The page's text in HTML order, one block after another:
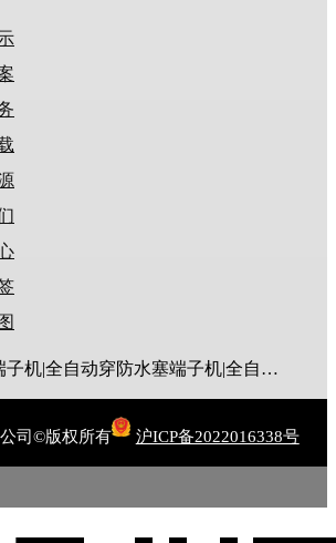
全自动穿胶壳端子机|全自动穿防水塞端子机|全自动穿热缩管端子机|全自动穿护套端子机|全自动穿号码管端子机|全自动端子机|全自动穿防水栓端子机|端子压着机|端子压接机|静音端子机|多芯线端子机|护套线端子机|全自动排线端子机|新能源大平方压接机|电脑剥线机|自动剥线机|裁线机|剥线机
司©版权所有 沪ICP备2022016338号